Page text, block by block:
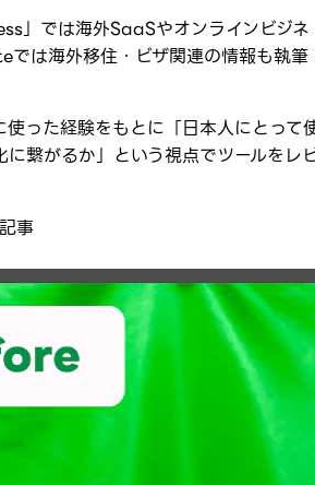
」では海外SaaSやオンラインビジネ
では海外移住・ビザ関連の情報も執筆
使った経験をもとに「日本人にとって
に繋がるか」という視点でツールをレ
事